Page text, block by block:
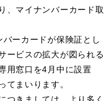
、マイナンバーカード取
ーカードが保険証とし
ービスの拡大が図られる
用窓口を4月中に設置
てまいります。